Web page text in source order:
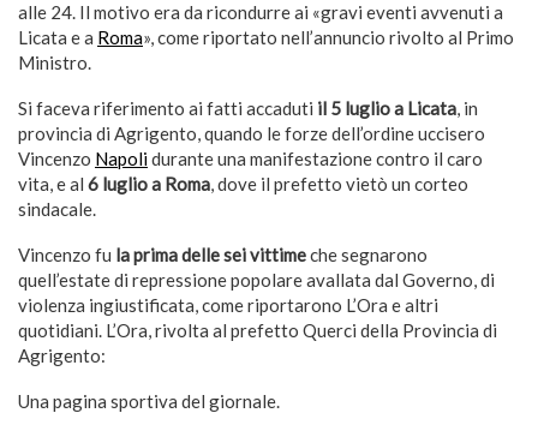
alle 24. Il motivo era da ricondurre ai «gravi eventi avvenuti a
Licata e a Roma», come riportato nell’annuncio rivolto al Primo
Ministro.
Si faceva riferimento ai fatti accaduti il 5 luglio a Licata, in
provincia di Agrigento, quando le forze dell’ordine uccisero
Vincenzo Napolidurante una manifestazione contro il caro
vita, e al 6 luglio a Roma, dove il prefetto vietò un corteo
sindacale.
Vincenzo fu la prima delle sei vittimeche segnarono
quell’estate di repressione popolare avallata dal Governo, di
violenza ingiustificata, come riportarono L’Ora e altri
quotidiani. L’Ora, rivolta al prefetto Querci della Provincia di
Agrigento:
Una pagina sportiva del giornale.